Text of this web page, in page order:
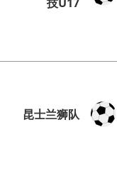
昆士兰狮队